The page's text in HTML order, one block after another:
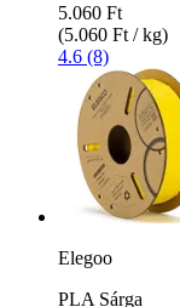
5.060 Ft
(5.060 Ft / kg)
4.6 (8)
Elegoo
PLA Sárga